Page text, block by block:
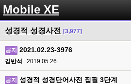
Mobile XE
성경적 성경사전 [3,977]
공지 2021.02.23-3976
김반석 2019.05.26
공지 성경적 성경단어사전 집필 3단계